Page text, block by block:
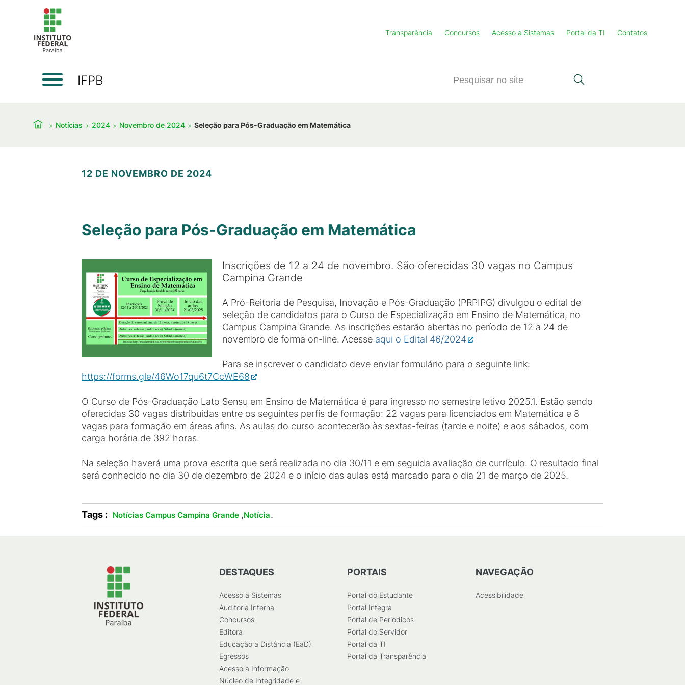
Transparência Concursos Acesso a Sistemas Portal da TI Contatos
IFPB
Notícias 2024 Novembro de 2024 Seleção para Pós-Graduação em Matemática
12 DE NOVEMBRO DE 2024
Seleção para Pós-Graduação em Matemática
Inscrições de 12 a 24 de novembro. São oferecidas 30 vagas no Campus
Campina Grande
A Pró-Reitoria de Pesquisa, Inovação e Pós-Graduação (PRPIPG) divulgou o edital de
seleção de candidatos para o Curso de Especialização em Ensino de Matemática, no
Campus Campina Grande. As inscrições estarão abertas no período de 12 a 24 de
novembro de forma on-line. Acesse aqui o Edital 46/2024
Para se inscrever o candidato deve enviar formulário para o seguinte link:
https://forms.gle/46Wo17qu6t7CcWE68
O Curso de Pós-Graduação Lato Sensu em Ensino de Matemática é para ingresso no semestre letivo 2025.1. Estão sendo
oferecidas 30 vagas distribuídas entre os seguintes perfis de formação: 22 vagas para licenciados em Matemática e 8
vagas para formação em áreas afins. As aulas do curso acontecerão às sextas-feiras (tarde e noite) e aos sábados, com
carga horária de 392 horas.
Na seleção haverá uma prova escrita que será realizada no dia 30/11 e em seguida avaliação de currículo. O resultado final
será conhecido no dia 30 de dezembro de 2024 e o início das aulas está marcado para o dia 21 de março de 2025.
Tags : Notícias Campus Campina Grande ,Notícia.
DESTAQUES
Acesso a Sistemas
Auditoria Interna
Concursos
Editora
Educação a Distância (EaD)
Egressos
Acesso à Informação
Núcleo de Integridade e
PORTAIS
Portal do Estudante
Portal Integra
Portal de Periódicos
Portal do Servidor
Portal da TI
Portal da Transparência
NAVEGAÇÃO
Acessibilidade